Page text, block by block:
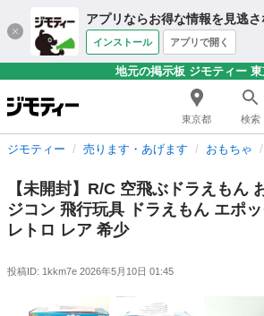
アプリならお得な情報を見逃さ
インストール アプリで開く
地元の掲示板 ジモティー
東京都 検索
ジモティー 売ります・あげます おもちゃ
【未開封】R/C 空飛ぶドラえもん
ジコン 飛行玩具 ドラえもん エポ
レトロ レア 希少
投稿ID: 1kkm7e 2026年5月10日 01:45